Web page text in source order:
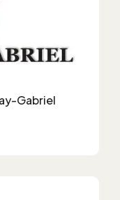
Gabriel